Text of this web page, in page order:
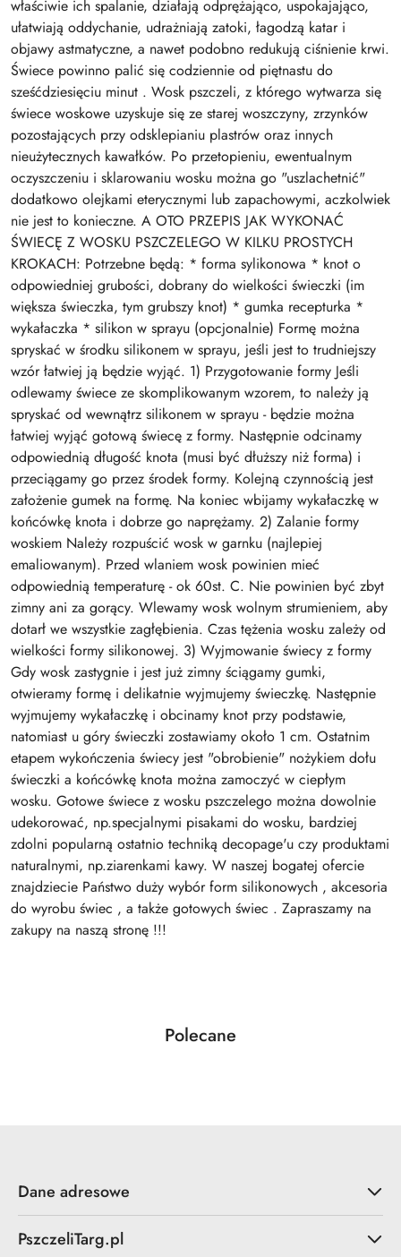
właściwie ich spalanie, działają odprężająco, uspokajająco,
ułatwiają oddychanie, udrażniają zatoki, łagodzą katar i
objawy astmatyczne, a nawet podobno redukują ciśnienie krwi.
Świece powinno palić się codziennie od piętnastu do
sześćdziesięciu minut . Wosk pszczeli, z którego wytwarza się
świece woskowe uzyskuje się ze starej woszczyny, zrzynków
pozostających przy odsklepianiu plastrów oraz innych
nieużytecznych kawałków. Po przetopieniu, ewentualnym
oczyszczeniu i sklarowaniu wosku można go "uszlachetnić"
dodatkowo olejkami eterycznymi lub zapachowymi, aczkolwiek
nie jest to konieczne. A OTO PRZEPIS JAK WYKONAĆ
ŚWIECĘ Z WOSKU PSZCZELEGO W KILKU PROSTYCH
KROKACH: Potrzebne będą: * forma sylikonowa * knot o
odpowiedniej grubości, dobrany do wielkości świeczki (im
większa świeczka, tym grubszy knot) * gumka recepturka *
wykałaczka * silikon w sprayu (opcjonalnie) Formę można
spryskać w środku silikonem w sprayu, jeśli jest to trudniejszy
wzór łatwiej ją będzie wyjąć. 1) Przygotowanie formy Jeśli
odlewamy świece ze skomplikowanym wzorem, to należy ją
spryskać od wewnątrz silikonem w sprayu - będzie można
łatwiej wyjąć gotową świecę z formy. Następnie odcinamy
odpowiednią długość knota (musi być dłuższy niż forma) i
przeciągamy go przez środek formy. Kolejną czynnością jest
założenie gumek na formę. Na koniec wbijamy wykałaczkę w
końcówkę knota i dobrze go naprężamy. 2) Zalanie formy
woskiem Należy rozpuścić wosk w garnku (najlepiej
emaliowanym). Przed wlaniem wosk powinien mieć
odpowiednią temperaturę - ok 60st. C. Nie powinien być zbyt
zimny ani za gorący. Wlewamy wosk wolnym strumieniem, aby
dotarł we wszystkie zagłębienia. Czas tężenia wosku zależy od
wielkości formy silikonowej. 3) Wyjmowanie świecy z formy
Gdy wosk zastygnie i jest już zimny ściągamy gumki,
otwieramy formę i delikatnie wyjmujemy świeczkę. Następnie
wyjmujemy wykałaczkę i obcinamy knot przy podstawie,
natomiast u góry świeczki zostawiamy około 1 cm. Ostatnim
etapem wykończenia świecy jest "obrobienie" nożykiem dołu
świeczki a końcówkę knota można zamoczyć w ciepłym
wosku. Gotowe świece z wosku pszczelego można dowolnie
udekorować, np.specjalnymi pisakami do wosku, bardziej
zdolni popularną ostatnio techniką decopage'u czy produktami
naturalnymi, np.ziarenkami kawy. W naszej bogatej ofercie
znajdziecie Państwo duży wybór form silikonowych , akcesoria
do wyrobu świec , a także gotowych świec . Zapraszamy na
zakupy na naszą stronę !!!
Pomiń karuzelę produktów
Produkty
Polecane
Dane adresowe
PszczeliTarg.pl